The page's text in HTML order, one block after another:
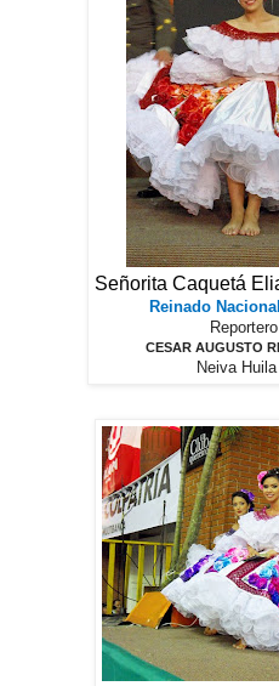
Señorita Caquetá
Reinado
CESAR AUGUSTO
Neiva